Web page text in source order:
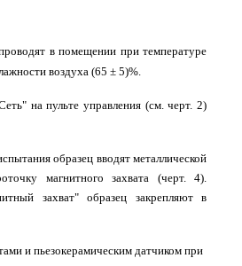
в помещении при температуре
воздуха (65 ± 5)%.
на пульте управления (см. черт. 2)
образец вводят металлической
магнитного захвата (черт. 4).
захват" образец закрепляют в
и пьезокерамическим датчиком при